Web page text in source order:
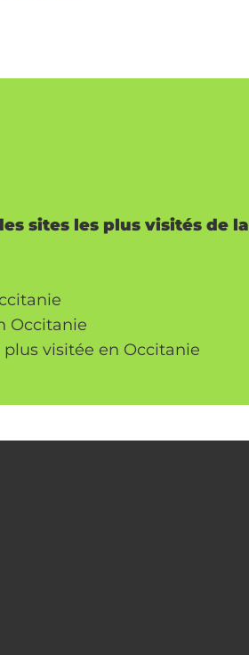
sites les plus visités de la
Occitanie
visitée en Occitanie